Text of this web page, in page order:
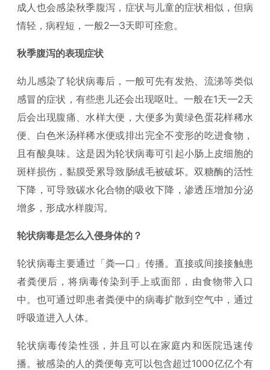
成人也会感染秋季腹泻，症状与儿童的症状相似，但病
情轻，病程短，一般2—3天即可痊愈。
秋季腹泻的表现症状
幼儿感染了轮状病毒后，一般可先有发热、流涕等类似
感冒的症状，有些患儿还会出现呕吐。一般在1天—2天
后会出现腹痛、水样大便，大便多为黄绿色蛋花样稀水
便、白色米汤样稀水便或排出完全不变形的吃进食物，
且有酸臭味。这是因为轮状病毒可引起小肠上皮细胞的
斑样损伤，黏膜受累导致肠绒毛被破坏。双糖酶的活性
下降，可导致碳水化合物的吸收下降，渗透压增加分泌
增多，形成水样腹泻。
轮状病毒是怎么入侵身体的？
轮状病毒主要通过「粪—口」传播。直接或间接接触患
者粪便后，将病毒传染到手上或面部，由食物带入口
中。也可通过即患者粪便中的病毒扩散到空气中，通过
呼吸道进入人体。
轮状病毒传染性强，并且可以在家庭内和医院迅速传
播。被感染的人的粪便每克可以包含超过1000亿亿个有